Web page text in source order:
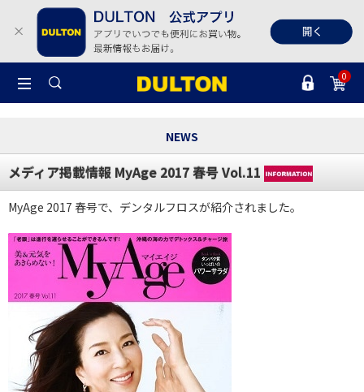
0
NEWS
メディア掲載情報 MyAge 2017 春号 Vol.11
MyAge 2017 春号で、デンタルフロスが紹介されました。